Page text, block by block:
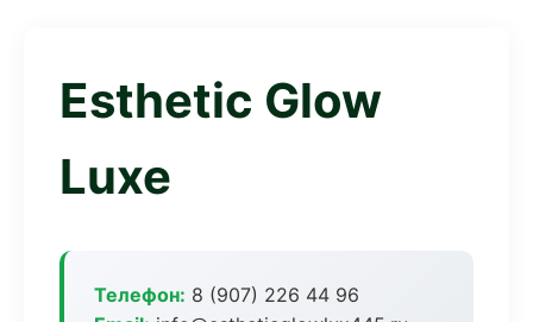
Esthetic Glow
Luxe
Телефон: 8 (907) 226 44 96